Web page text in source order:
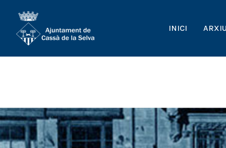
INICI ARXIU